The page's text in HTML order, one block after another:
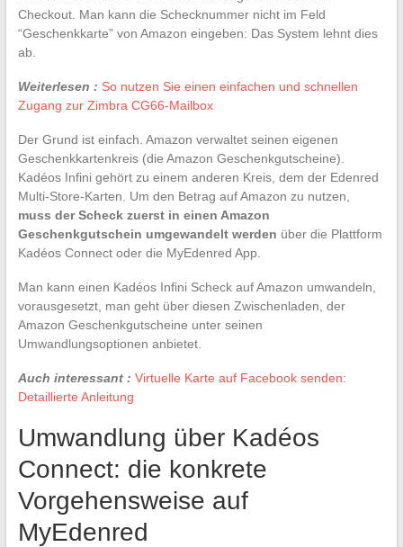
Checkout. Man kann die Schecknummer nicht im Feld
“Geschenkkarte” von Amazon eingeben: Das System lehnt dies
ab.
Weiterlesen : So nutzen Sie einen einfachen und schnellen
Zugang zur Zimbra CG66-Mailbox
Der Grund ist einfach. Amazon verwaltet seinen eigenen
Geschenkkartenkreis (die Amazon Geschenkgutscheine).
Kadéos Infini gehört zu einem anderen Kreis, dem der Edenred
Multi-Store-Karten. Um den Betrag auf Amazon zu nutzen,
muss der Scheck zuerst in einen Amazon
Geschenkgutschein umgewandelt werden über die Plattform
Kadéos Connect oder die MyEdenred App.
Man kann einen Kadéos Infini Scheck auf Amazon umwandeln,
vorausgesetzt, man geht über diesen Zwischenladen, der
Amazon Geschenkgutscheine unter seinen
Umwandlungsoptionen anbietet.
Auch interessant : Virtuelle Karte auf Facebook senden:
Detaillierte Anleitung
Umwandlung über Kadéos
Connect: die konkrete
Vorgehensweise auf
MyEdenred